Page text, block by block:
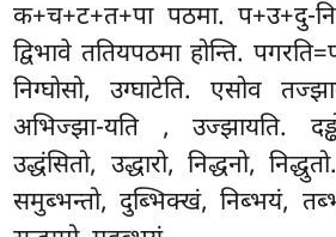
क+च+ट+त+पा पठमा. प+उ+दु-
द्विभावे ततियपठमा होन्ति.
निग्घोसो, उग्घाटेति. एसोव
अभिज्झा-यति , उज्झायति.
उद्धंसितो, उद्धारो, निद्धनो,
समुब्भन्तो, दुब्भिक्खं, निब्भयं,